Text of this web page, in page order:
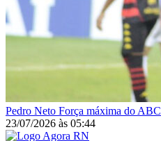
Pedro Neto Força máxima do ABC
23/07/2026 às 05:44